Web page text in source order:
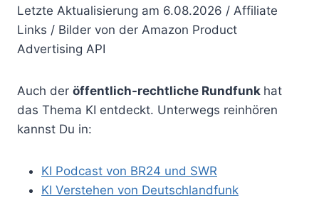
Letzte Aktualisierung am 6.08.2026 / Affiliate
Links / Bilder von der Amazon Product
Advertising API
Auch der öffentlich-rechtliche Rundfunk hat
das Thema KI entdeckt. Unterwegs reinhören
kannst Du in:
KI Podcast von BR24 und SWR
KI Verstehen von Deutschlandfunk